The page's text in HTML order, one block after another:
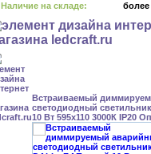
Наличие на складе: более
Встраиваемый
светодиодный
10 Вт 595x110 3000К IP20